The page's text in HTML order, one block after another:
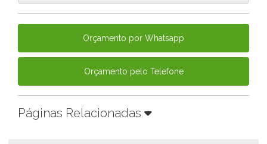
Orçamento por Whatsapp
Orçamento pelo Telefone
Páginas Relacionadas